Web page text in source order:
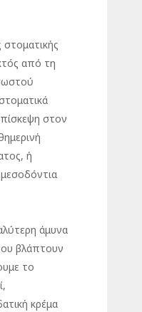
από τη
στον
ή
άμυνα
βλάπτουν
το
κρέμα